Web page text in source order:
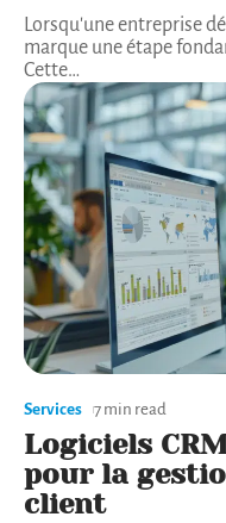
Lorsqu'une entreprise
marque une étape
Cette…
Services 7 min read
Logiciels
pour la
client